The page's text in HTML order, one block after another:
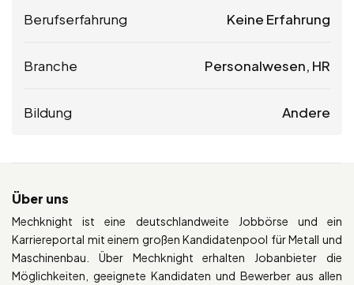
Berufserfahrung Keine Erfahrung
Branche Personalwesen, HR
Bildung Andere
Über uns
Mechknight ist eine deutschlandweite Jobbörse und ein
Karriereportal mit einem großen Kandidatenpool für Metall und
Maschinenbau. Über Mechknight erhalten Jobanbieter die
Möglichkeiten, geeignete Kandidaten und Bewerber aus allen